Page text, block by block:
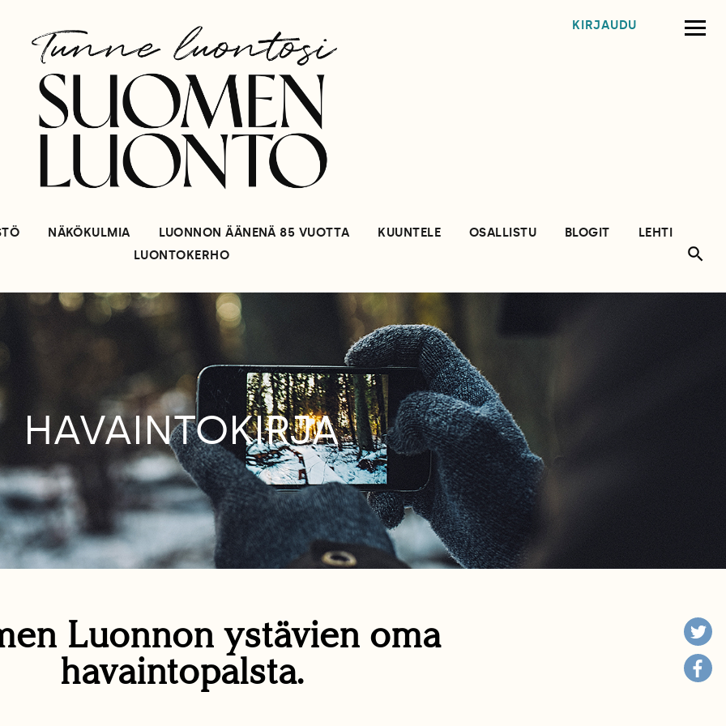
KIRJAUDU
NÄKÖKULMIA LUONNON ÄÄNENÄ 85 VUOTTA KUUNTELE OSALLISTU BLOGIT
LEHTI
LUONTOKERHO
HAVAINTOKIRJA
Luonnon ystävien oma
havaintopalsta.